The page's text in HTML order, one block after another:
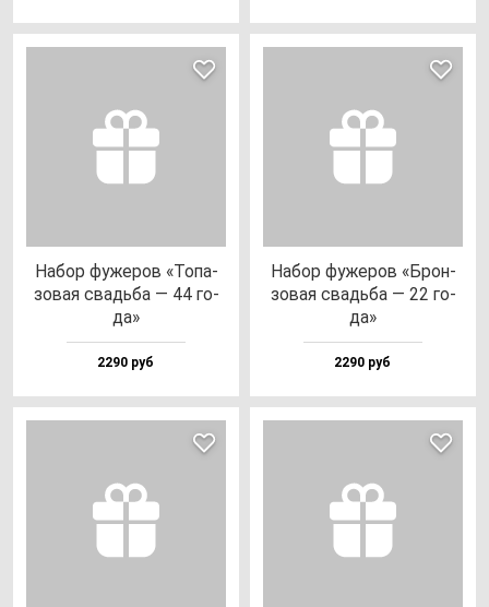
Набор фу­же­ров «Топа­
зо­вая свадь­ба — 44 го­
да»
2290 руб
Набор фу­же­ров «Брон­
зо­вая свадь­ба — 22 го­
да»
2290 руб